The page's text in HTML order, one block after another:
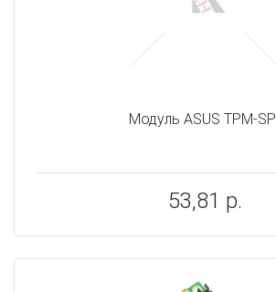
Модуль ASUS TPM-SPI
53,81 р.